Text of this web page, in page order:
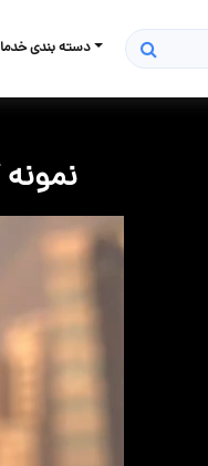
دسته بندی